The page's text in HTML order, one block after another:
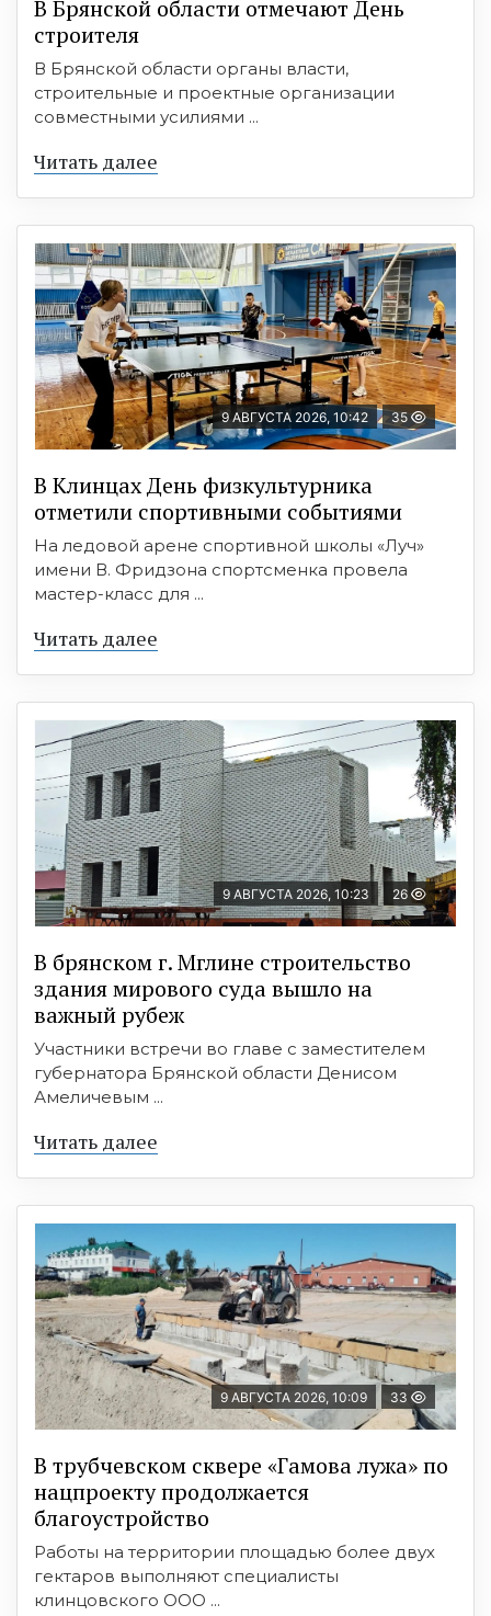
В Брянской области отмечают День
строителя
В Брянской области органы власти,
строительные и проектные организации
совместными усилиями ...
Читать далее
9 АВГУСТА 2026, 10:42 35
В Клинцах День физкультурника
отметили спортивными событиями
На ледовой арене спортивной школы «Луч»
имени В. Фридзона спортсменка провела
мастер-класс для ...
Читать далее
9 АВГУСТА 2026, 10:23 26
В брянском г. Мглине строительство
здания мирового суда вышло на
важный рубеж
Участники встречи во главе с заместителем
губернатора Брянской области Денисом
Амеличевым ...
Читать далее
9 АВГУСТА 2026, 10:09 33
В трубчевском сквере «Гамова лужа» по
нацпроекту продолжается
благоустройство
Работы на территории площадью более двух
гектаров выполняют специалисты
клинцовского ООО ...